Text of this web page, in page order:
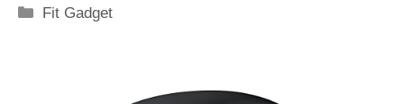
Categorie
Fit Gadget